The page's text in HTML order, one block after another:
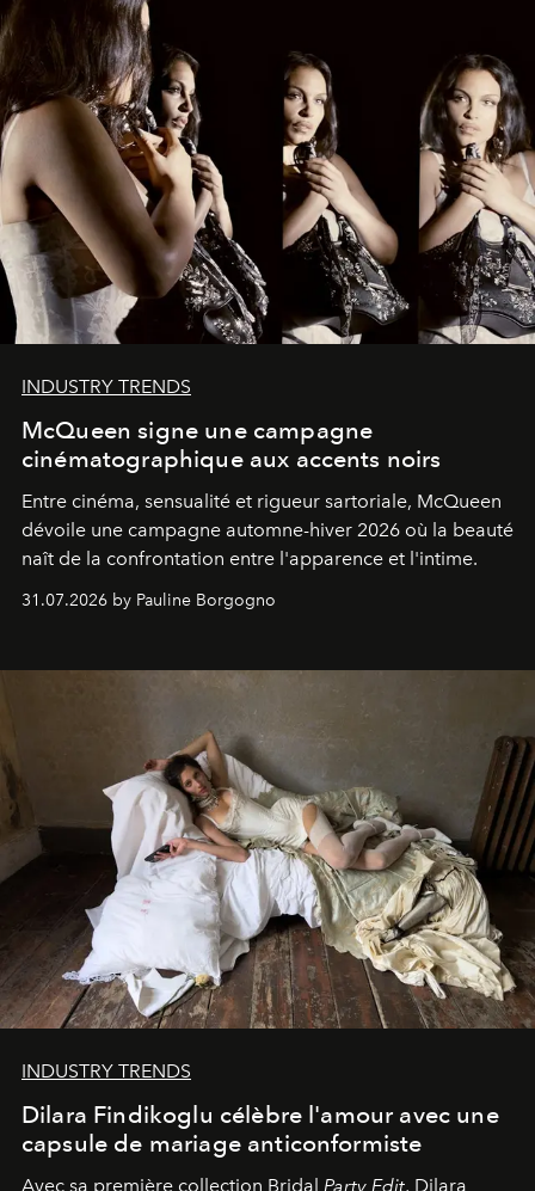
INDUSTRY TRENDS
McQueen signe une campagne
cinématographique aux accents noirs
Entre cinéma, sensualité et rigueur sartoriale, McQueen
dévoile une campagne automne-hiver 2026 où la beauté
naît de la confrontation entre l'apparence et l'intime.
31.07.2026 by Pauline Borgogno
INDUSTRY TRENDS
Dilara Findikoglu célèbre l'amour avec une
capsule de mariage anticonformiste
Avec sa première collection Bridal Party Edit, Dilara